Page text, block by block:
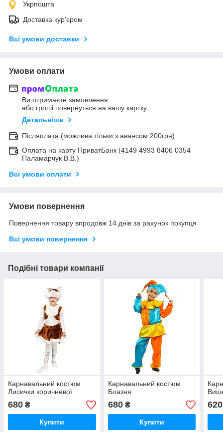
Укрпошта
Доставка кур'єром
Всі умови доставки
Умови оплати
Ви отримаєте замовлення
або гроші повернуться на вашу картку
Детальніше
Післяплата (можлива тільки з авансом 200грн)
Оплата на карту ПриватБанк (4149 4993 8406 0354
Паламарчук В.В.)
Всі умови оплати
Умови повернення
Повернення товару впродовж 14 днів за рахунок покупця
Всі умови повернення
Подібні товари компанії
Карнавальний костюм
Лисички коричневої
680 ₴
Купити
Карнавальний костюм
Блазня
680₴
Купити
620